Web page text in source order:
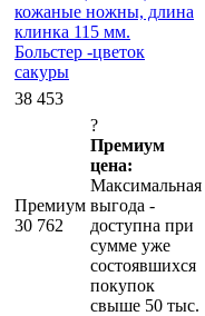
кожаные ножны, длина
клинка 115 мм.
Больстер -цветок
сакуры
38 453
Премиум
30 762
?
Премиум
цена:
Максимальная
выгода -
доступна при
сумме уже
состоявшихся
покупок
свыше 50 тыс.